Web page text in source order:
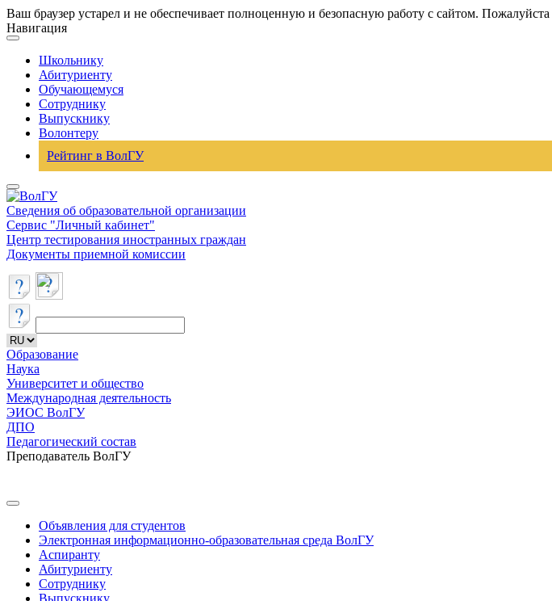
Ваш браузер устарел и не обеспечивает полноценную и безопасную работу с сайтом. Пожалуйста
Навигация
Школьнику
Абитуриенту
Обучающемуся
Сотруднику
Выпускнику
Волонтеру
Рейтинг в ВолГУ
Сведения об образовательной организации
Сервис "Личный кабинет"
Центр тестирования иностранных граждан
Документы приемной комиссии
Образование
Наука
Университет и общество
Международная деятельность
ЭИОС ВолГУ
ДПО
Педагогический состав
Преподаватель ВолГУ
Объявления для студентов
Электронная информационно-образовательная среда ВолГУ
Аспиранту
Абитуриенту
Сотруднику
Выпускнику